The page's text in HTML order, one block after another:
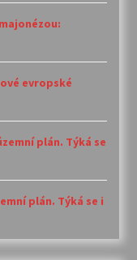
evropské
plán. Týká se
plán. Týká se i